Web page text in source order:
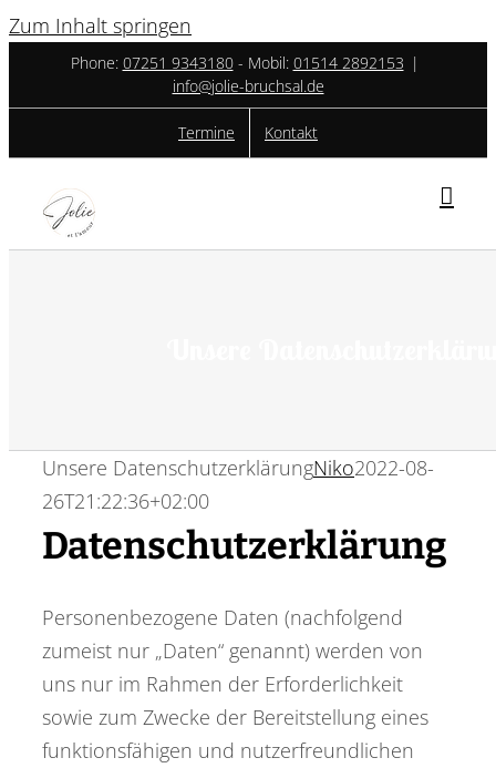
Zum Inhalt springen
Phone: 07251 9343180- ‎Mobil: 01514 2892153 |
info@jolie-bruchsal.de
Termine Kontakt
Unsere DatenschutzerklärungNiko2022-08-
26T21:22:36+02:00
Datenschutzerklärung
Personenbezogene Daten (nachfolgend
zumeist nur „Daten“ genannt) werden von
uns nur im Rahmen der Erforderlichkeit
sowie zum Zwecke der Bereitstellung eines
funktionsfähigen und nutzerfreundlichen